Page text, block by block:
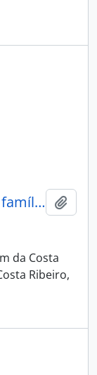
Joaquim da Costa Ribeiro com família e amigos
da Costa
Ribeiro,